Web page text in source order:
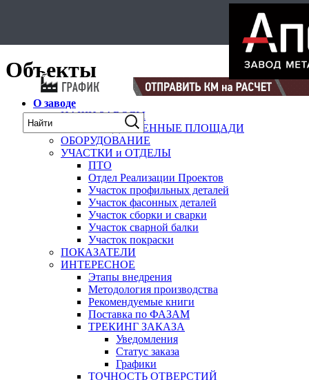
Объекты
О заводе
НАШИ ЗАВОДЫ
ПРОИЗВОДСТВЕННЫЕ ПЛОЩАДИ
ОБОРУДОВАНИЕ
УЧАСТКИ и ОТДЕЛЫ
ПТО
Отдел Реализации Проектов
Участок профильных деталей
Участок фасонных деталей
Участок сборки и сварки
Участок сварной балки
Участок покраски
ПОКАЗАТЕЛИ
ИНТЕРЕСНОЕ
Этапы внедрения
Методология производства
Рекомендуемые книги
Поставка по ФАЗАМ
ТРЕКИНГ ЗАКАЗА
Уведомления
Статус заказа
Графики
ТОЧНОСТЬ ОТВЕРСТИЙ